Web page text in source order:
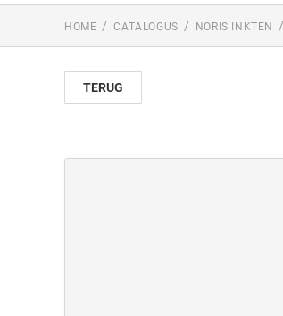
HOME CATALOGUS NORIS INKTEN
TERUG